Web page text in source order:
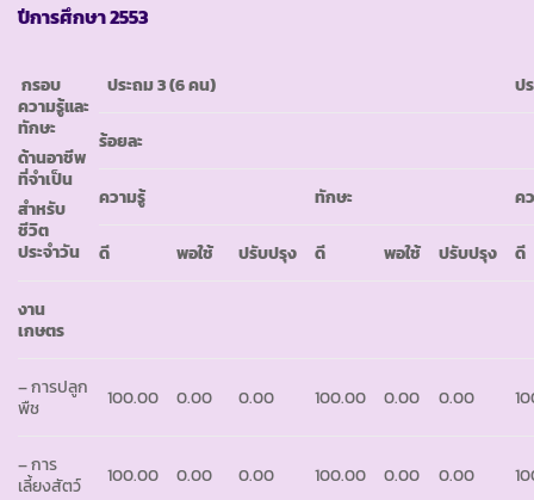
ปีการศึกษา2553
กรอบ
ความรู้และ
ทักษะ
ด้านอาชีพ
ที่จำเป็น
สำหรับ
ชีวิต
ประจำวัน
ประถม 3(6 คน) ป
ร้อยละ
ความรู้ ทักษะ ค
ดี พอใช้ ปรับปรุง ดี พอใช้ ปรับปรุง ดี
งาน
เกษตร
– การปลูก
พืช
100.00 0.00 0.00 100.00 0.00 0.00
– การ
เลี้ยงสัตว์
100.00 0.00 0.00 100.00 0.00 0.00